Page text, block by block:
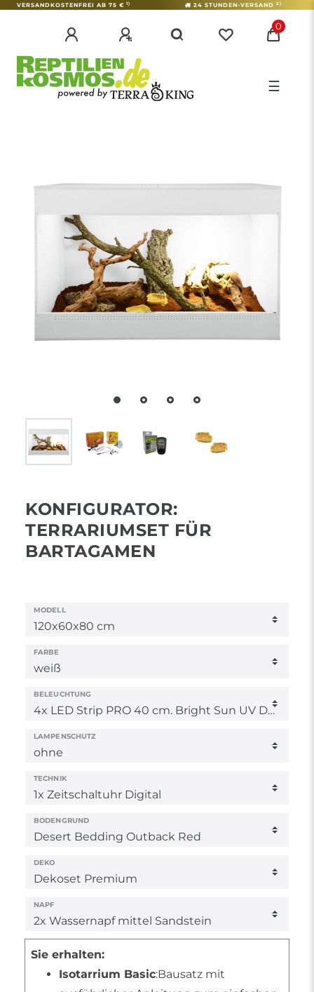
VERSANDKOSTENFREI AB 75 € 1) 24 STUNDEN-VERSAND 2)
0
☰
KONFIGURATOR:
TERRARIUMSET FÜR
BARTAGAMEN
MODELL
FARBE
BELEUCHTUNG
LAMPENSCHUTZ
TECHNIK
BODENGRUND
DEKO
NAPF
Sie erhalten:
Isotarrium Basic:Bausatz mit